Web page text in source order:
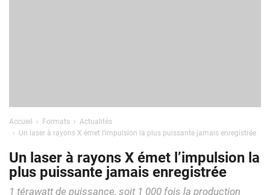
Accueil Formats
Actualités
Un laser à rayons X émet l’impulsion la plus puissante jamais enregistrée
Un laser à rayons X émet l’impulsion la
plus puissante jamais enregistrée
1 térawatt de puissance, soit 1 000 fois la production